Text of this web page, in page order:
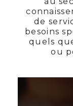
de
besoins
quels
ou